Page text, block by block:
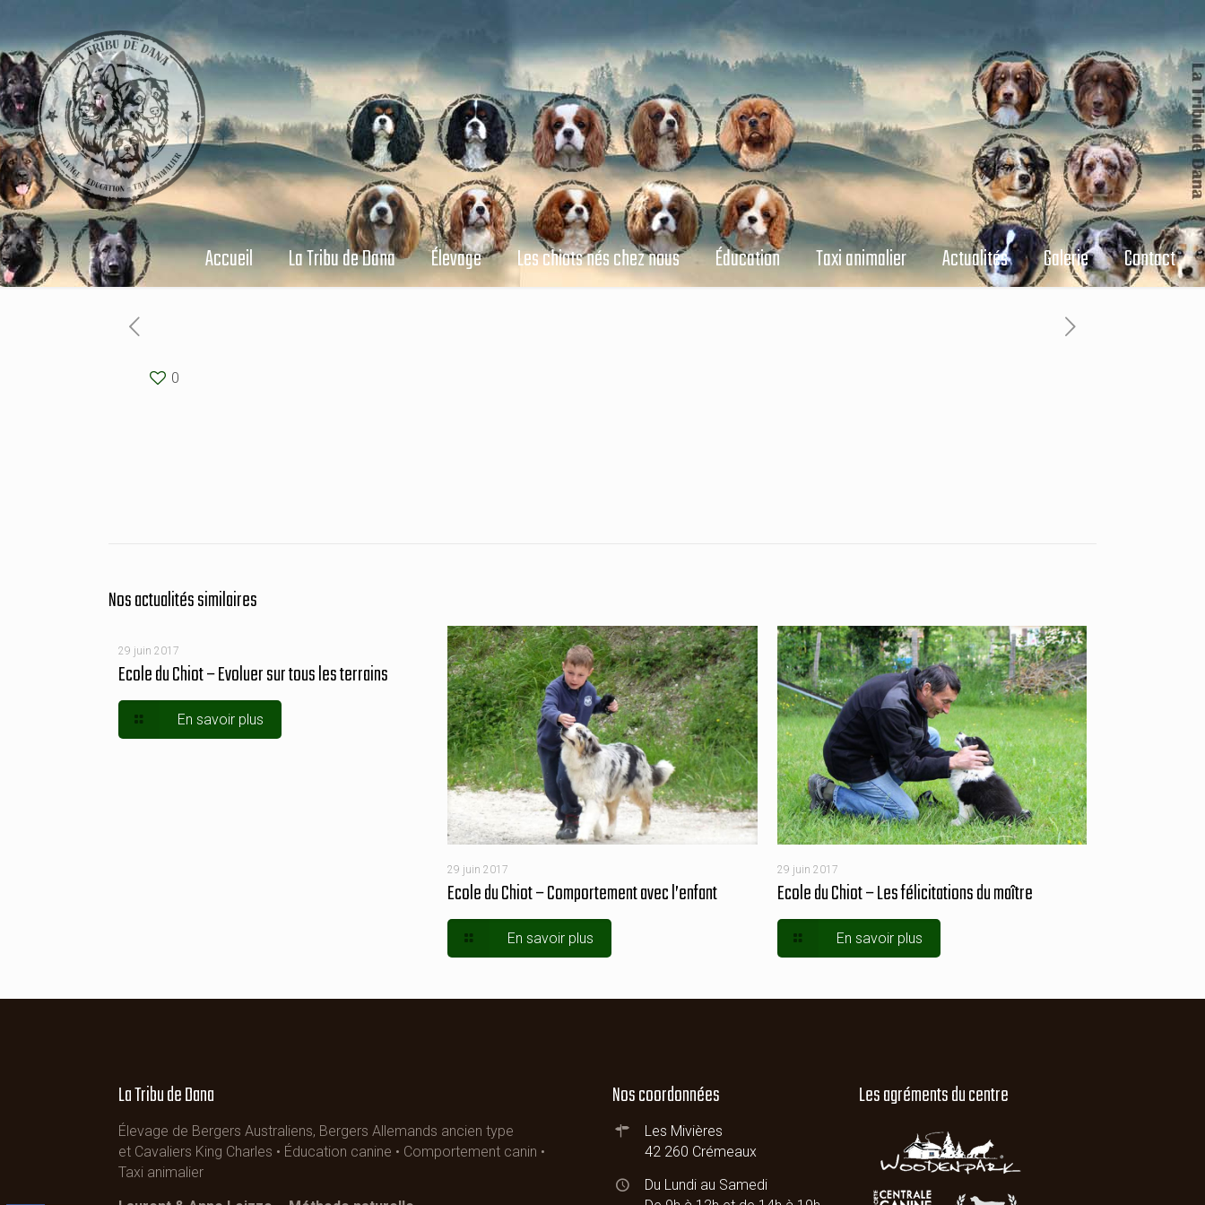
Accueil La Tribu de Dana Élevage Les chiots nés chez nous Éducation Taxi animalier Actualités Galerie Contact
0
Nos actualités similaires
29 juin 2017
Ecole du Chiot – Evoluer sur tous les terrains
En savoir plus
29 juin 2017
Ecole du Chiot – Comportement avec l’enfant
En savoir plus
29 juin 2017
Ecole du Chiot – Les félicitations du maître
En savoir plus
La Tribu de Dana
Élevage de Bergers Australiens, Bergers Allemands ancien type
et Cavaliers King Charles • Éducation canine • Comportement canin •
Taxi animalier
Nos coordonnées
Les Mivières
42 260 Crémeaux
Du Lundi au Samedi
Les agréments du centre